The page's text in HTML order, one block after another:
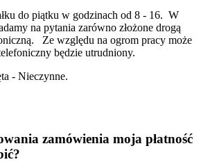
do piątku w godzinach od 8 - 16. W
na pytania zarówno złożone drogą
Ze względu na ogrom pracy może
będzie utrudniony.
- Nieczynne.
zamówienia moja płatność